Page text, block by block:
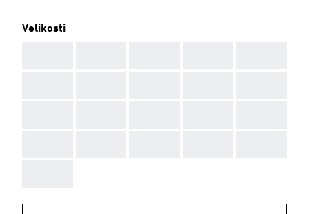
Velikosti